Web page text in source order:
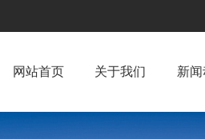
网站首页 关于我们 新